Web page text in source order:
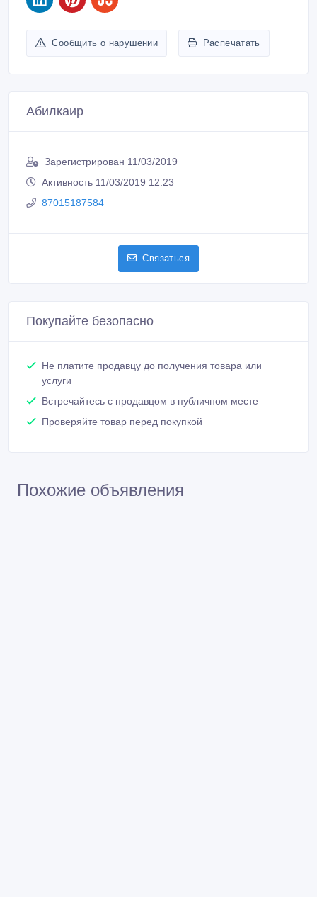
Сообщить о нарушении Распечатать
Абилкаир
Зарегистрирован 11/03/2019
Активность 11/03/2019 12:23
87015187584
Связаться
Покупайте безопасно
Не платите продавцу до получения товара или
услуги
Встречайтесь с продавцом в публичном месте
Проверяйте товар перед покупкой
Похожие объявления